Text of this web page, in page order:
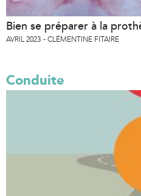
Bien se préparer à la
AVRIL 2023 CLÉMENTINE FITAIRE
Conduite